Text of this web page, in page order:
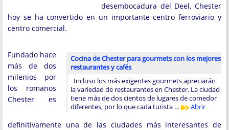
desembocadura del Deel, Chester
hoy se ha convertido en un importante centro ferroviario y
centro comercial.
Cocina de Chester para gourmets con los mejores
restaurantes y cafés
Incluso los más exigentes gourmets apreciarán
la variedad de restaurantes en Chester. La ciudad
tiene más de dos cientos de lugares de comedor
diferentes, por lo que cada turista …
Abrir
Fundado hace
más de dos
milenios por
los romanos
Chester es
definitivamente una de las ciudades más interesantes de